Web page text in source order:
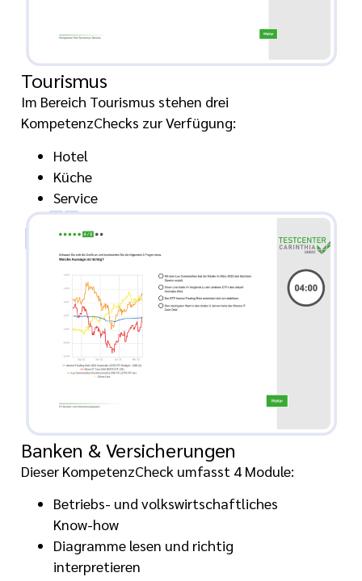
Tourismus
Im Bereich Tourismus stehen drei
KompetenzChecks zur Verfügung:
Hotel
Küche
Service
Banken & Versicherungen
Dieser KompetenzCheck umfasst 4 Module:
Betriebs- und volkswirtschaftliches
Know-how
Diagramme lesen und richtig
interpretieren